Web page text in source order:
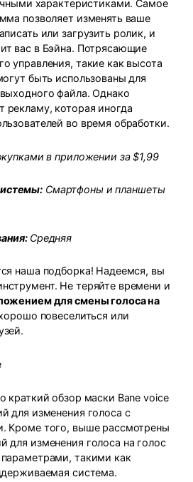
характеристиками. Самое
позволяет изменять ваше
или загрузить ролик, и
вас в Бэйна. Потрясающие
управления, такие как высота
быть использованы для
файла. Однако
которая иногда
во время обработки.
в приложении за $1,99
Смартфоны и планшеты
Средняя
наша подборка! Надеемся, вы
Не теряйте времени и
для смены голоса на
повеселиться или
краткий обзор маски Bane voice
для изменения голоса с
Кроме того, выше рассмотрены
для изменения голоса на голос
такими как
система.